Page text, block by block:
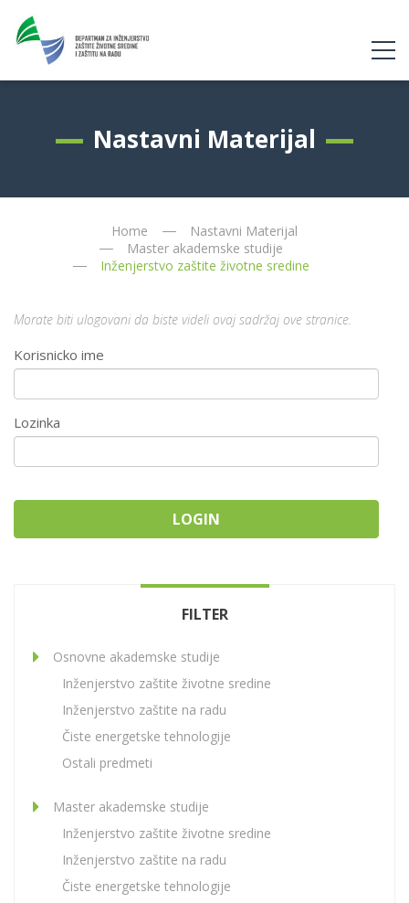
Nastavni Materijal
Home
Nastavni Materijal
Master akademske studije
Inženjerstvo zaštite životne sredine
Morate biti ulogovani da biste videli ovaj sadržaj ove stranice.
Korisnicko ime
Lozinka
LOGIN
FILTER
Osnovne akademske studije
Inženjerstvo zaštite životne sredine
Inženjerstvo zaštite na radu
Čiste energetske tehnologije
Ostali predmeti
Master akademske studije
Inženjerstvo zaštite životne sredine
Inženjerstvo zaštite na radu
Čiste energetske tehnologije